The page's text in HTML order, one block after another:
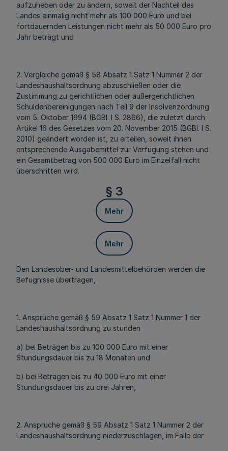
aufzuheben oder zu ändern, soweit der Nachteil des
Landes einmalig nicht mehr als 100 000 Euro und bei
fortdauernden Leistungen nicht mehr als 50 000 Euro pro
Jahr beträgt und
2. Vergleiche gemäß § 58 Absatz 1 Satz 1 Nummer 2 der
Landeshaushaltsordnung abzuschließen oder die
Zustimmung zu gerichtlichen oder außergerichtlichen
Schuldenbereinigungen nach Teil 9 der Insolvenzordnung
vom 5. Oktober 1994 (BGBl. I S. 2866), die zuletzt durch
Artikel 16 des Gesetzes vom 20. November 2015 (BGBl. I S.
2010) geändert worden ist, zu erteilen, soweit ihnen
entsprechende Ausgabemittel zur Verfügung stehen und
ein Gesamtbetrag von 500 000 Euro im Einzelfall nicht
überschritten wird.
§ 3
Mehr
Mehr
Den Landesober- und Landesmittelbehörden werden die
Befugnisse übertragen,
1. Ansprüche gemäß § 59 Absatz 1 Satz 1 Nummer 1 der
Landeshaushaltsordnung zu stunden
a) bei Beträgen bis zu 100 000 Euro mit einer
Stundungsdauer bis zu 18 Monaten und
b) bei Beträgen bis zu 40 000 Euro mit einer
Stundungsdauer bis zu drei Jahren,
2. Ansprüche gemäß § 59 Absatz 1 Satz 1 Nummer 2 der
Landeshaushaltsordnung niederzuschlagen, im Falle der